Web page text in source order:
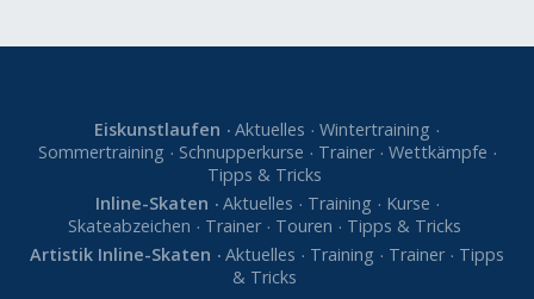
Eiskunstlaufen Aktuelles
Wintertraining
Sommertraining
Schnupperkurse Trainer
Wettkämpfe
Tipps & Tricks
Inline-Skaten
Aktuelles Training
Kurse
Skateabzeichen
Trainer Touren
Tipps & Tricks
Artistik Inline-Skaten
Aktuelles Training Trainer
Tipps
& Tricks